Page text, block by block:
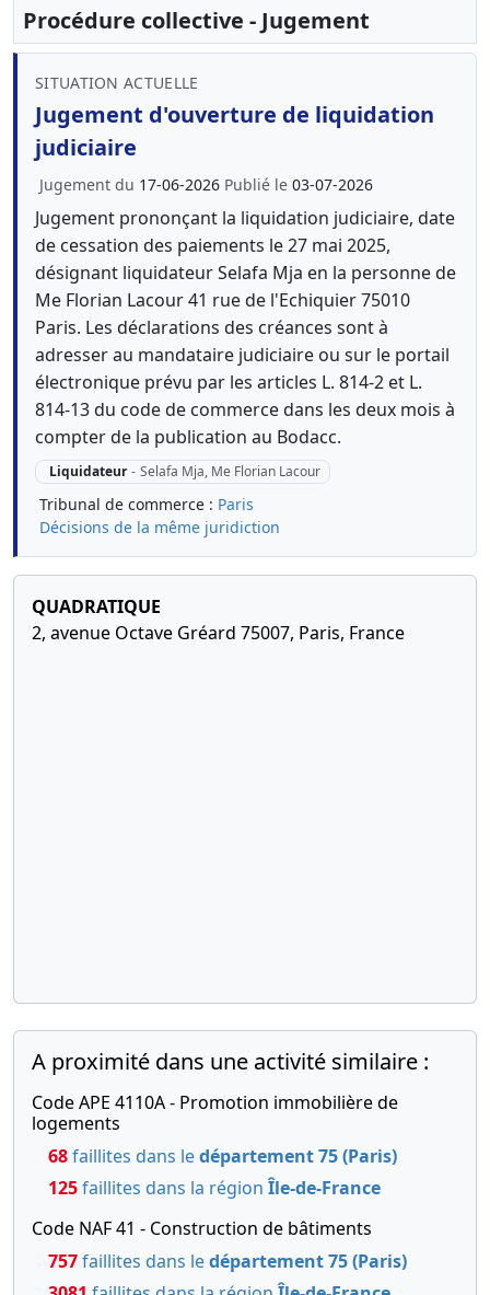
Procédure collective - Jugement
SITUATION ACTUELLE
Jugement d'ouverture de liquidation
judiciaire
Jugement du 17-06-2026 Publié le 03-07-2026
Jugement prononçant la liquidation judiciaire, date
de cessation des paiements le 27 mai 2025,
désignant liquidateur Selafa Mja en la personne de
Me Florian Lacour 41 rue de l'Echiquier 75010
Paris. Les déclarations des créances sont à
adresser au mandataire judiciaire ou sur le portail
électronique prévu par les articles L. 814-2 et L.
814-13 du code de commerce dans les deux mois à
compter de la publication au Bodacc.
Liquidateur - Selafa Mja, Me Florian Lacour
Tribunal de commerce : Paris
Décisions de la même juridiction
QUADRATIQUE
2, avenue Octave Gréard 75007, Paris, France
A proximité dans une activité similaire :
Code APE 4110A - Promotion immobilière de
logements
68faillites dans ledépartement 75 (Paris)
125faillites dans la région Île-de-France
Code NAF 41 - Construction de bâtiments
757faillites dans ledépartement 75 (Paris)